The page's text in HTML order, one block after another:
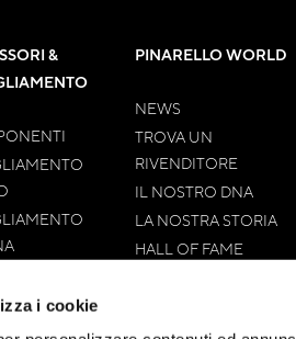
i cookie
&
PINARELLO WORLD
NEWS
TROVA UN
RIVENDITORE
IL NOSTRO DNA
LA NOSTRA STORIA
HALL OF FAME